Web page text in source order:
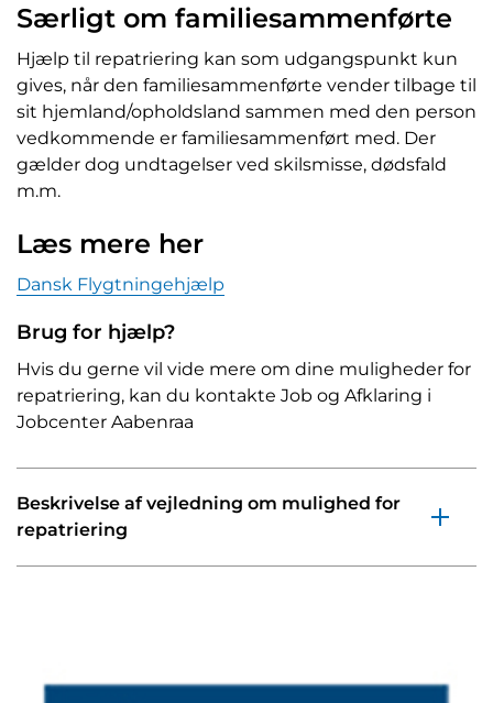
Særligt om familiesammenførte
Hjælp til repatriering kan som udgangspunkt kun
gives, når den familiesammenførte vender tilbage til
sit hjemland/opholdsland sammen med den person
vedkommende er familiesammenført med. Der
gælder dog undtagelser ved skilsmisse, dødsfald
m.m.
Læs mere her
Dansk Flygtningehjælp
Brug for hjælp?
Hvis du gerne vil vide mere om dine muligheder for
repatriering, kan du kontakte Job og Afklaring i
Jobcenter Aabenraa
Beskrivelse af vejledning om mulighed for
repatriering